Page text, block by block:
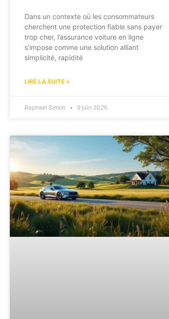
Dans un contexte où les consommateurs
cherchent une protection fiable sans payer
trop cher, l’assurance voiture en ligne
s’impose comme une solution alliant
simplicité, rapidité
LIRE LA SUITE »
Raphael Simon 9 juin 2026